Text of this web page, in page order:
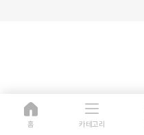
홈 카테고리